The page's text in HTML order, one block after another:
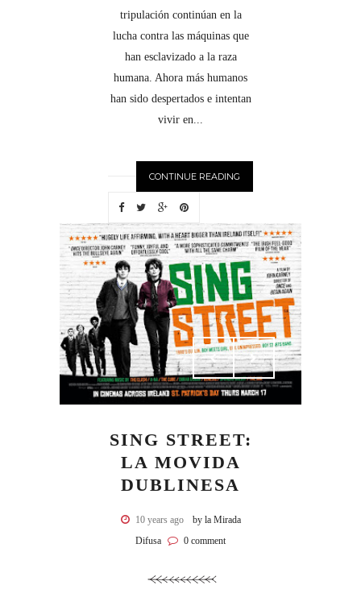
tripulación continúan en la
lucha contra las máquinas que
han esclavizado a la raza
humana. Ahora más humanos
han sido despertados e intentan
vivir en...
CONTINUE READING
SING STREET:
LA MOVIDA
DUBLINESA
10 years ago
by la Mirada
Difusa
0 comment